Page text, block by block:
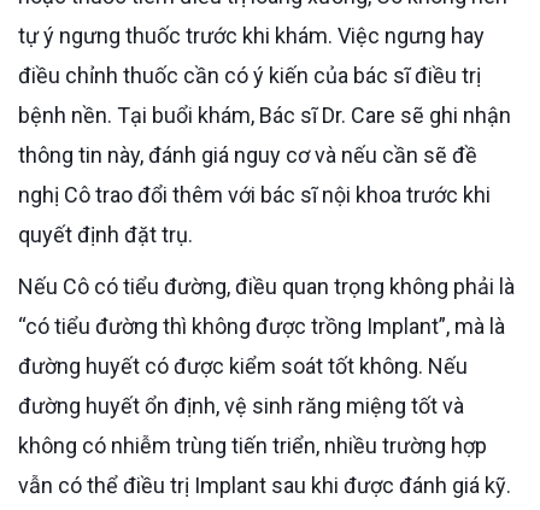
tự ý ngưng thuốc trước khi khám. Việc ngưng hay
điều chỉnh thuốc cần có ý kiến của bác sĩ điều trị
bệnh nền. Tại buổi khám, Bác sĩ Dr. Care sẽ ghi nhận
thông tin này, đánh giá nguy cơ và nếu cần sẽ đề
nghị Cô trao đổi thêm với bác sĩ nội khoa trước khi
quyết định đặt trụ.
Nếu Cô có tiểu đường, điều quan trọng không phải là
“có tiểu đường thì không được trồng Implant”, mà là
đường huyết có được kiểm soát tốt không. Nếu
đường huyết ổn định, vệ sinh răng miệng tốt và
không có nhiễm trùng tiến triển, nhiều trường hợp
vẫn có thể điều trị Implant sau khi được đánh giá kỹ.